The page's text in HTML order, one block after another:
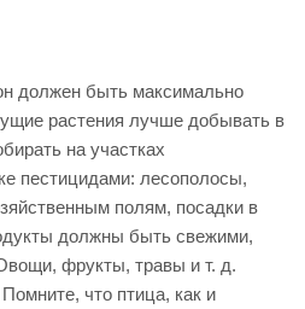
должен быть максимально
растения лучше добывать в
на участках
пестицидами: лесополосы,
полям, посадки в
должны быть свежими,
фрукты, травы и т. д.
что птица, как и